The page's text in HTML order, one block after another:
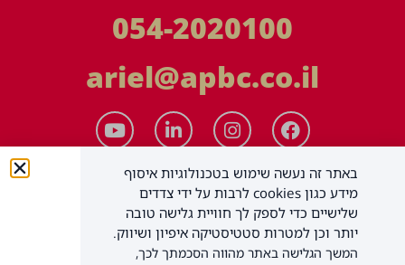
054-2020100
ariel@apbc.co.il
באתר זה נעשה שימוש בטכנולוגיות איסוף
מידע כגון cookies לרבות על ידי צדדים
שלישיים כדי לספק לך חוויית גלישה טובה
יותר וכן למטרות סטטיסטיקה איפיון ושיווק.
המשך הגלישה באתר מהווה הסכמתך לכך,